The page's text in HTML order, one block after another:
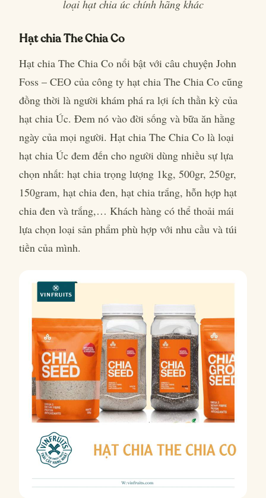
loại hạt chia úc chính hãng khác
Hạt chia The Chia Co
Hạt chia The Chia Co nổi bật với câu chuyện John
Foss – CEO của công ty hạt chia The Chia Co cũng
đồng thời là người khám phá ra lợi ích thần kỳ của
hạt chia Úc. Đem nó vào đời sống và bữa ăn hằng
ngày của mọi người. Hạt chia The Chia Co là loại
hạt chia Úc đem đến cho người dùng nhiều sự lựa
chọn nhất: hạt chia trọng lượng 1kg, 500gr, 250gr,
150gram, hạt chia đen, hạt chia trắng, hỗn hợp hạt
chia đen và trắng,… Khách hàng có thể thoải mái
lựa chọn loại sản phẩm phù hợp với nhu cầu và túi
tiền của mình.